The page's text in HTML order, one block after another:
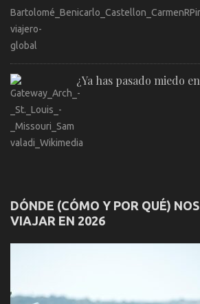
¿Ya has pasado miedo
DÓNDE (CÓMO Y POR QUÉ)
VIAJAR EN 2026